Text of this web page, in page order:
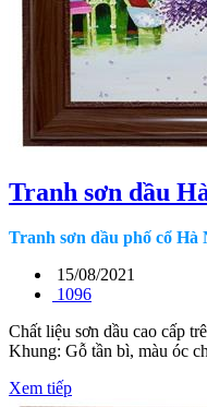
Tranh sơn dầu
Tranh sơn dầu phố cổ Hà
15/08/2021
1096
Chất liệu sơn dầu cao cấp
Khung: Gỗ tần bì, màu óc
Xem tiếp